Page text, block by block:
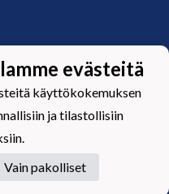
Ry (HJS ry)
evästeitä
käyttökokemuksen
ja tilastollisiin
Vain pakolliset